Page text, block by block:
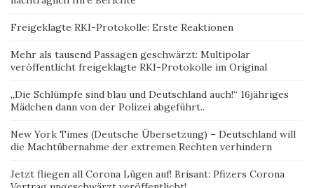
Freigeklagte RKI-Protokolle: Erste Reaktionen
Mehr als tausend Passagen geschwärzt: Multipolar
veröffentlicht freigeklagte RKI-Protokolle im Original
„Die Schlümpfe sind blau und Deutschland auch!“ 16jähriges
Mädchen dann von der Polizei abgeführt..
New York Times (Deutsche Übersetzung) – Deutschland will
die Machtübernahme der extremen Rechten verhindern
Jetzt fliegen all Corona Lügen auf! Brisant: Pfizers Corona